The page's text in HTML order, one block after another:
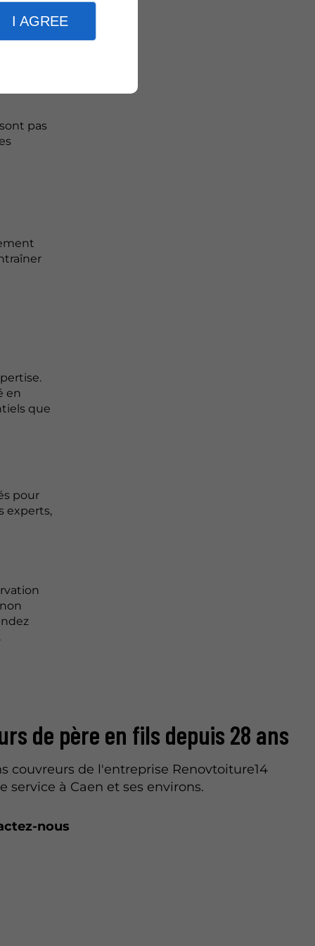
I AGREE
pas
en
que
pour
experts,
de père en fils depuis 28 ans
couvreurs de l'entreprise Renovtoiture14
service à Caen et ses environs.
nous